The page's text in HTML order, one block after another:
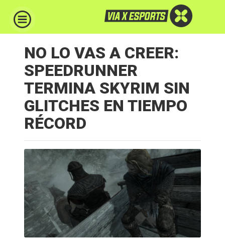
NO LO VAS A CREER:
SPEEDRUNNER
TERMINA SKYRIM SIN
GLITCHES EN TIEMPO
RÉCORD